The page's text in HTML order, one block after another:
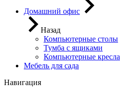
Домашний офис
Назад
Компьютерные столы
Тумба с ящиками
Компьютерные кресла
Мебель для сада
Навигация